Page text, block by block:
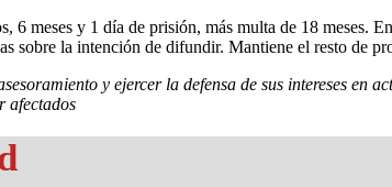
6 meses y 1 día de prisión, más multa de 18 meses.
sobre la intención de difundir. Mantiene el resto de
y ejercer la defensa de sus intereses en
afectados